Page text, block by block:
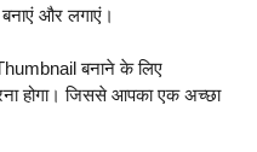
और लगाएं।
बनाने के लिए
होगा। जिससे आपका एक अच्छा